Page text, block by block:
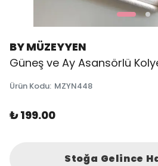
BY MÜZEYYEN
Güneş ve Ay Asansörlü
Ürün Kodu: MZYN448
₺ 199.00
Stoğa Gelince